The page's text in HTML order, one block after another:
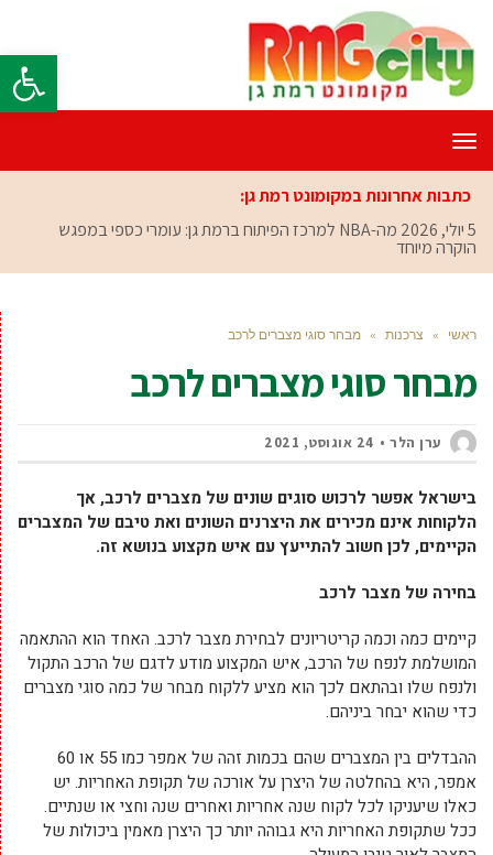
פתח
תפריט
כתבות אחרונות במקומונט רמת גן:
5 יולי, 2026
מה-NBA למרכז הפיתוח ברמת גן: עומרי כספי במפגש
הוקרה מיוחד
ראשי » צרכנות » מבחר סוגי מצברים לרכב
מבחר סוגי מצברים לרכב
ערן הלר 24 אוגוסט, 2021
בישראל אפשר לרכוש סוגים שונים של מצברים לרכב, אך
הלקוחות אינם מכירים את היצרנים השונים ואת טיבם של המצברים
הקיימים, לכן חשוב להתייעץ עם איש מקצוע בנושא זה.
בחירה של מצבר לרכב
קיימים כמה וכמה קריטריונים לבחירת מצבר לרכב. האחד הוא ההתאמה
המושלמת לנפח של הרכב, איש המקצוע מודע לדגם של הרכב התקול
ולנפח שלו ובהתאם לכך הוא מציע ללקוח מבחר של כמה סוגי מצברים
כדי שהוא יבחר ביניהם.
ההבדלים בין המצברים שהם בכמות זהה של אמפר כמו 55 או 60
אמפר, היא בהחלטה של היצרן על אורכה של תקופת האחריות. יש
כאלו שיעניקו לכל לקוח שנה אחריות ואחרים שנה וחצי או שנתיים.
ככל שתקופת האחריות היא גבוהה יותר כך היצרן מאמין ביכולות של